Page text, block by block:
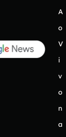
A
o
V
i
v
o
n
a